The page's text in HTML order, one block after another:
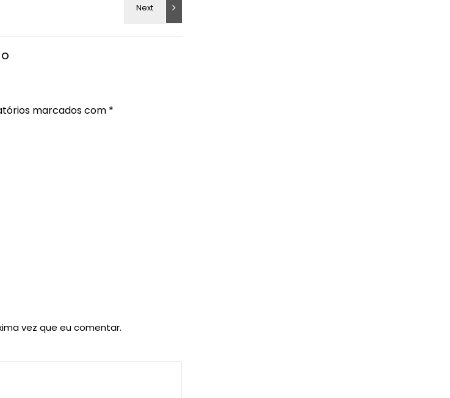
marcados com *
vez que eu comentar.